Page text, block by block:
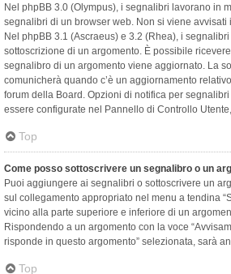
Nel phpBB 3.0 (Olympus), i segnalibri lavorano in
segnalibri di un browser web. Non si viene
Nel phpBB 3.1 (Ascraeus) e 3.2 (Rhea), i
sottoscrizione di un argomento. È possibile
segnalibro di un argomento viene aggiornato. La
comunicherà quando c’è un aggiornamento
forum della Board. Opzioni di notifica per
essere configurate nel Pannello di Controllo
Top
Come posso sottoscrivere un segnalibro o un
Puoi aggiungere ai segnalibri o sottoscrivere un
sul collegamento appropriato nel menu a tendina
vicino alla parte superiore e inferiore di un
Rispondendo a un argomento con la voce
risponde in questo argomento” selezionata, sarà
Top